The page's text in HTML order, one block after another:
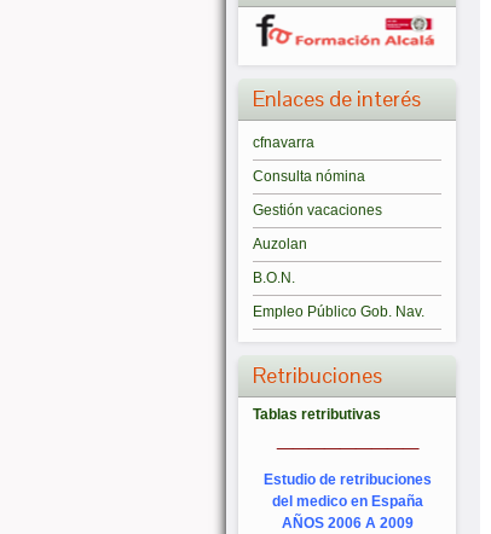
Enlaces de interés
cfnavarra
Consulta nómina
Gestión vacaciones
Auzolan
B.O.N.
Empleo Público Gob. Nav.
Retribuciones
Tablas retributivas
Estudio de retribuciones
del medico en España
AÑOS 2006 A 2009